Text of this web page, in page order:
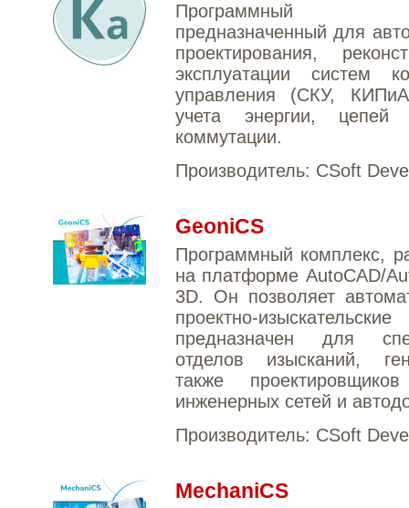
Программный
предназначенный для
проектирования,
эксплуатации систем
управления (СКУ,
учета энергии, цепей
коммутации.
Производитель: CSoft
GeoniCS
Программный комплекс,
на платформе AutoCAD/
3D. Он позволяет
проектно-
предназначен для
отделов изысканий,
также
инженерных сетей и
Производитель: CSoft
MechaniCS